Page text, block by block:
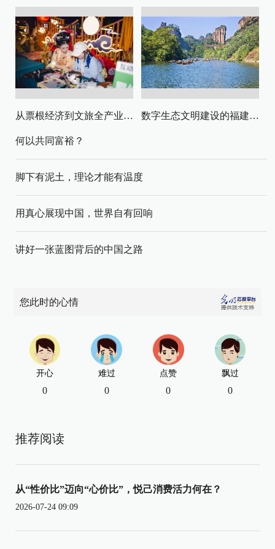
从票根经济到文旅全产业链升级 数字生态文明建设的福建路径与启示
何以共同富裕？
脚下有泥土，理论才能有温度
用真心展现中国，世界自有回响
讲好一张蓝图背后的中国之路
您此时的心情
开心
0
难过
0
点赞
0
飘过
0
推荐阅读
从“性价比”迈向“心价比”，悦己消费活力何在？
2026-07-24 09:09